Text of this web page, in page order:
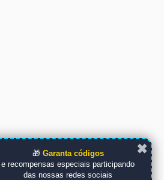
✖
🎁 Garanta códigos
e recompensas especiais participando
das nossas redes sociais